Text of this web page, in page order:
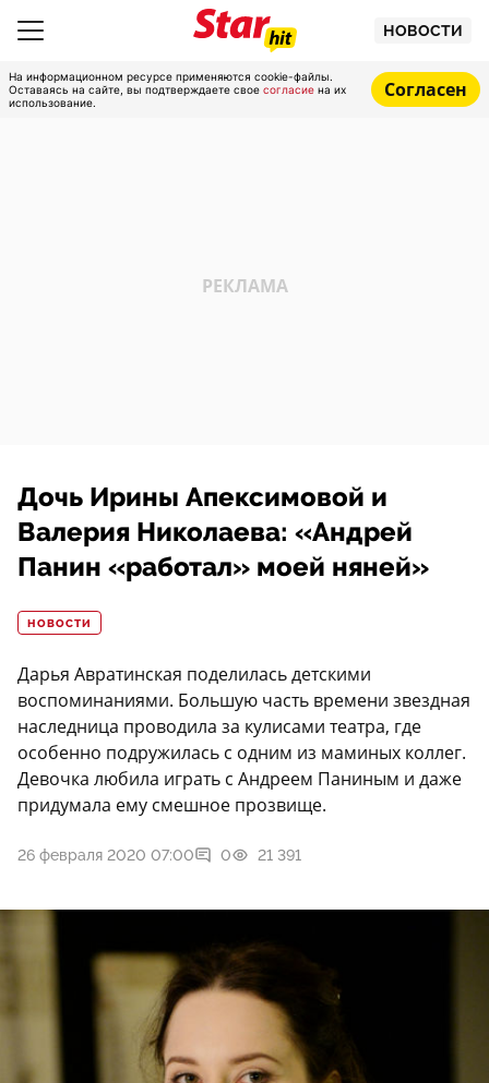
НОВОСТИ
На информационном ресурсе применяются cookie-файлы.
Оставаясь на сайте, вы подтверждаете свое согласие на их
использование.
Согласен
Дочь Ирины Апексимовой и
Валерия Николаева: «Андрей
Панин «работал» моей няней»
НОВОСТИ
Дарья Авратинская поделилась детскими
воспоминаниями. Большую часть времени звездная
наследница проводила за кулисами театра, где
особенно подружилась с одним из маминых коллег.
Девочка любила играть с Андреем Паниным и даже
придумала ему смешное прозвище.
26 февраля 2020 07:00 0 21 391